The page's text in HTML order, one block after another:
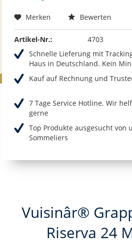
Merken Bewerten
Artikel-Nr.:
4703
Schnelle Lieferung mit
Haus in Deutschland. Kein
Kauf auf Rechnung und
7 Tage Service Hotline. Wir
gerne
Top Produkte ausgesucht von
Sommeliers
Vuisinâr®
Riserva 24